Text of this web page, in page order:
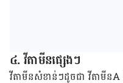
៤. វីតាមីន​ផ្សេង​ៗ​
វីតាមីន​​សំខាន់​ៗ​ដូចជា​ វីតាមី